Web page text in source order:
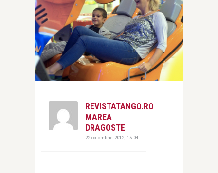
REVISTATANGO.RO
MAREA
DRAGOSTE
22 octombrie 2012, 15:04